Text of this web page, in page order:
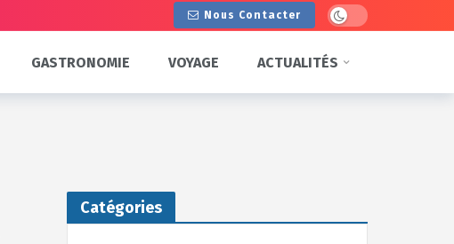
Nous Contacter Dark mode
GASTRONOMIE VOYAGE ACTUALITÉS
Catégories